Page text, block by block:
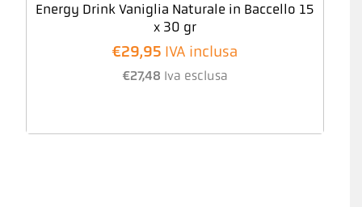
Energy Drink Vaniglia Naturale in Baccello 15
x 30 gr
€29,95 IVA inclusa
€27,48 Iva esclusa